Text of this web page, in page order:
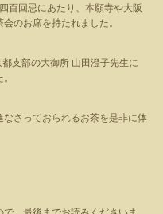
百回忌にあたり、本願寺や大阪
のお席を持たれました。
支部の大御所 山田澄子先生に
さっておられるお茶を是非に体